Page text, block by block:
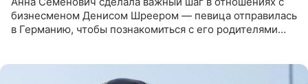
бизнесменом Денисом Шреером — певица отправилась
в Германию, чтобы познакомиться с его родителями